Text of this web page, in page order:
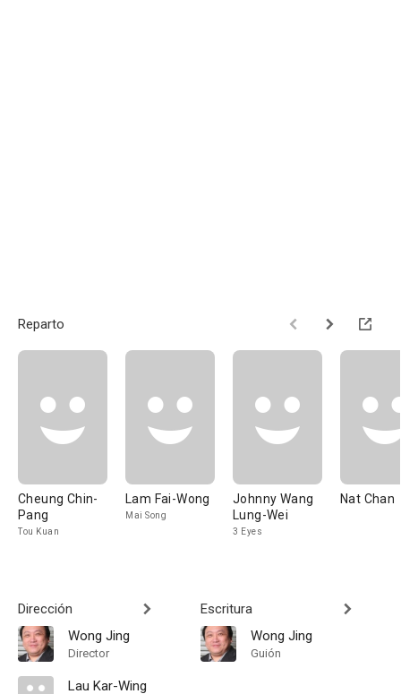
Reparto
Cheung Chin-
Pang
Tou Kuan
Lam Fai-Wong
Mai Song
Johnny Wang
Lung-Wei
3 Eyes
Nat Chan
Dirección
Wong Jing
Director
Lau Kar-Wing
Escritura
Wong Jing
Guión